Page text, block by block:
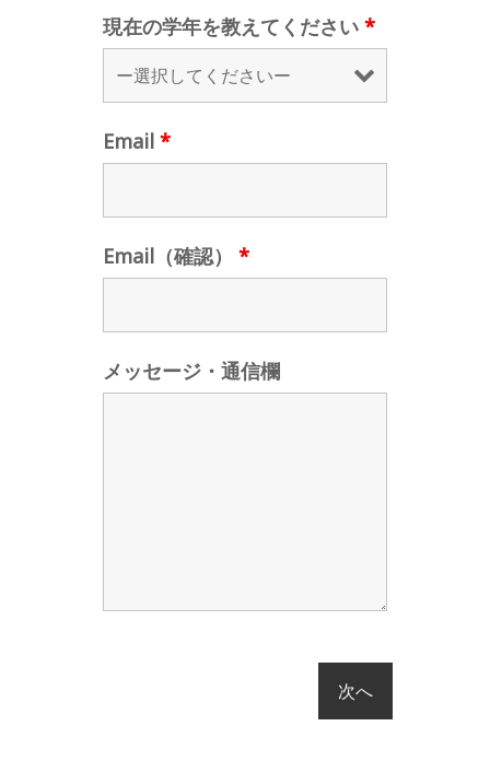
現在の学年を教えてください *
Email *
Email（確認） *
メッセージ・通信欄